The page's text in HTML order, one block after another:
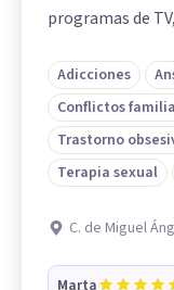
programas de
Adicciones
Conflictos
Trastorno
Terapia sexual
C. de Miguel
Marta